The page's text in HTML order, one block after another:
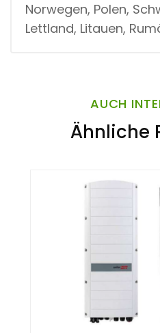
Norwegen, Polen,
Lettland, Litauen,
AUCH
Ähnliche